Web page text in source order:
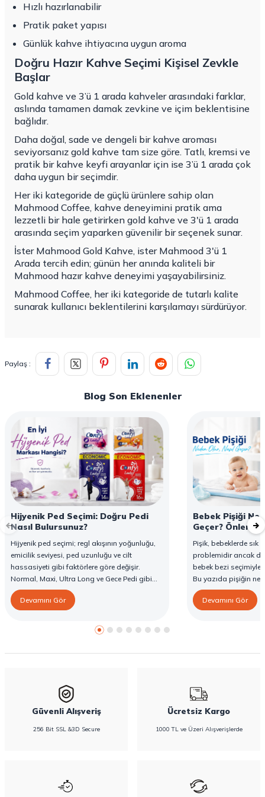
Hızlı hazırlanabilir
Pratik paket yapısı
Günlük kahve ihtiyacına uygun aroma
Doğru Hazır Kahve Seçimi Kişisel Zevkle
Başlar
Gold kahve ve 3’ü 1 arada kahveler arasındaki farklar,
aslında tamamen damak zevkine ve içim beklentisine
bağlıdır.
Daha doğal, sade ve dengeli bir kahve aroması
seviyorsanız gold kahve tam size göre. Tatlı, kremsi ve
pratik bir kahve keyfi arayanlar için ise 3’ü 1 arada çok
daha uygun bir seçimdir.
Her iki kategoride de güçlü ürünlere sahip olan
Mahmood Coffee, kahve deneyimini pratik ama
lezzetli bir hale getirirken gold kahve ve 3'ü 1 arada
arasında seçim yaparken güvenilir bir seçenek sunar.
İster Mahmood Gold Kahve, ister Mahmood 3'ü 1
Arada tercih edin; günün her anında kaliteli bir
Mahmood hazır kahve deneyimi yaşayabilirsiniz.
Mahmood Coffee, her iki kategoride de tutarlı kalite
sunarak kullanıcı beklentilerini karşılamayı sürdürüyor.
Paylaş :
Blog Son Eklenenler
Hijyenik Ped Seçimi: Doğru Pedi
Nasıl Bulursunuz?
Hijyenik ped seçimi; regl akışının yoğunluğu,
emicilik seviyesi, ped uzunluğu ve cilt
hassasiyeti gibi faktörlere göre değişir.
Normal, Maxi, Ultra Long ve Gece Pedi gibi
farklı seçenekler, farklı ihtiyaçlara yönelik
koruma sunar. Doğru ped seçimi gün boyu
rehberde hijyenik ped çeşitleri, seçim kriterleri
Devamını Gör
Bebek Pişiği
Geçer? Önleme
Pişik, bebeklerde sık
problemidir ancak
bebek bezi seçimiyle
Bu yazıda pişiğin
yöntemlerini ve
karşı destekleyici
Devamını Gör
Güvenli Alışveriş
256 Bit SSL &3D Secure
Ücretsiz Kargo
1000 TL ve Üzeri Alışverişlerde